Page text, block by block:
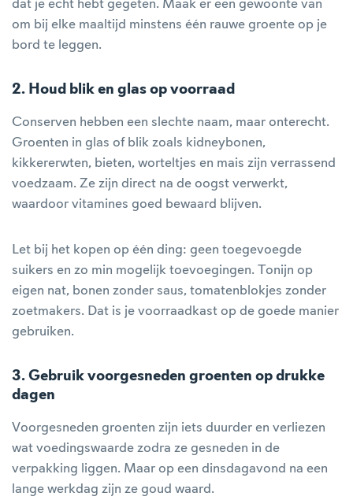
dat je echt hebt gegeten. Maak er een gewoonte van
om bij elke maaltijd minstens één rauwe groente op je
bord te leggen.
2. Houd blik en glas op voorraad
Conserven hebben een slechte naam, maar onterecht.
Groenten in glas of blik zoals kidneybonen,
kikkererwten, bieten, worteltjes en mais zijn verrassend
voedzaam. Ze zijn direct na de oogst verwerkt,
waardoor vitamines goed bewaard blijven.
Let bij het kopen op één ding: geen toegevoegde
suikers en zo min mogelijk toevoegingen. Tonijn op
eigen nat, bonen zonder saus, tomatenblokjes zonder
zoetmakers. Dat is je voorraadkast op de goede manier
gebruiken.
3. Gebruik voorgesneden groenten op drukke
dagen
Voorgesneden groenten zijn iets duurder en verliezen
wat voedingswaarde zodra ze gesneden in de
verpakking liggen. Maar op een dinsdagavond na een
lange werkdag zijn ze goud waard.